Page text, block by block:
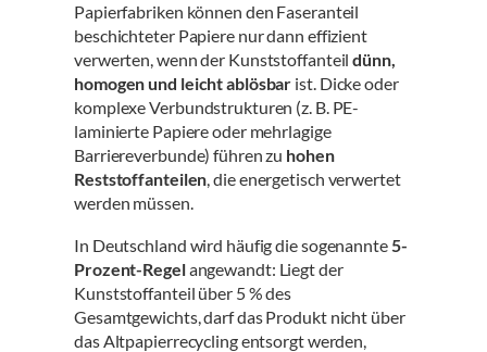
Papierfabriken können den Faseranteil
beschichteter Papiere nur dann effizient
verwerten, wenn der Kunststoffanteildünn,
homogen und leicht ablösbar ist. Dicke oder
komplexe Verbundstrukturen (z. B. PE-
laminierte Papiere oder mehrlagige
Barriereverbunde) führen zu hohen
Reststoffanteilen, die energetisch verwertet
werden müssen.
In Deutschland wird häufig die sogenannte 5-
Prozent-Regelangewandt: Liegt der
Kunststoffanteil über 5 % des
Gesamtgewichts, darf das Produkt nicht über
das Altpapierrecycling entsorgt werden,